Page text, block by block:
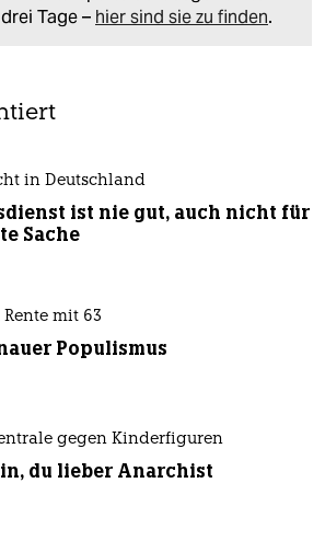
Tage – hier sind sie zu finden.
in Deutschland
ist nie gut, auch nicht für
Sache
mit 63
Populismus
gegen Kinderfiguren
du lieber Anarchist